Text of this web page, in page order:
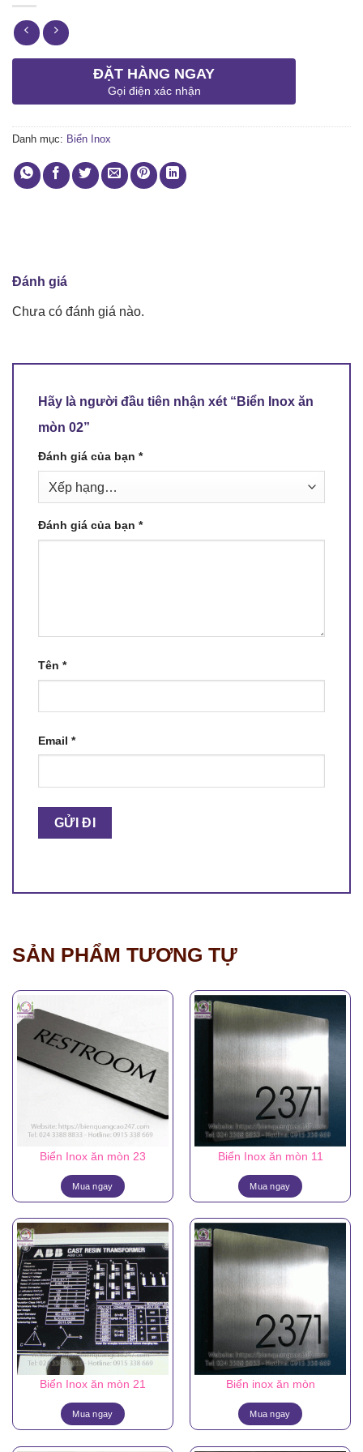
ĐẶT HÀNG NGAY
Gọi điện xác nhận
Danh mục: Biển Inox
Đánh giá
Chưa có đánh giá nào.
Hãy là người đầu tiên nhận xét “Biển Inox ăn
mòn 02”
Đánh giá của bạn *
Đánh giá của bạn *
Tên *
Email *
SẢN PHẨM TƯƠNG TỰ
Biển Inox ăn mòn 23
Mua ngay
Biển Inox ăn mòn 11
Mua ngay
Biển Inox ăn mòn 21
Mua ngay
Biển inox ăn mòn
Mua ngay